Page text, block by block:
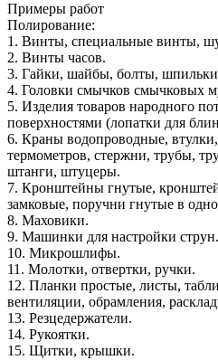
Примеры работ
Полирование:
1. Винты, специальные винты,
2. Винты часов.
3. Гайки, шайбы, болты,
4. Головки смычков смычковых
5. Изделия товаров народного
поверхностями (лопатки для
6. Краны водопроводные,
термометров, стержни, трубы,
штанги, штуцеры.
7. Кронштейны гнутые,
замковые, поручни гнутые в
8. Маховики.
9. Машинки для настройки струн.
10. Микрошлифы.
11. Молотки, отвертки, ручки.
12. Планки простые, листы,
вентиляции, обрамления,
13. Резцедержатели.
14. Рукоятки.
15. Щитки, крышки.